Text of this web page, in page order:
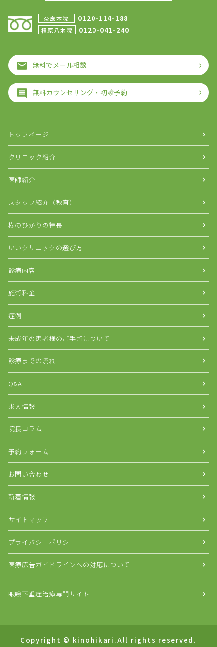
奈良本院 0120-114-188
橿原八木院 0120-041-240
無料でメール相談
無料カウンセリング・初診予約
トップページ
クリニック紹介
医師紹介
スタッフ紹介（教育）
樹のひかりの特長
いいクリニックの選び方
診療内容
施術料金
症例
未成年の患者様のご手術について
診療までの流れ
Q&A
求人情報
院長コラム
予約フォーム
お問い合わせ
新着情報
サイトマップ
プライバシーポリシー
医療広告ガイドラインへの対応について
眼瞼下垂症治療専門サイト
Copyright © kinohikari.All rights reserved.